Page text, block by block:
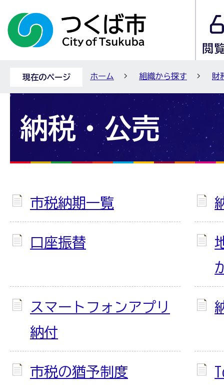
現在のページ ホーム 組織から探す 財
納税・公売
市税納期一覧
口座振替
スマートフォンアプリ
納付
市税の猶予制度